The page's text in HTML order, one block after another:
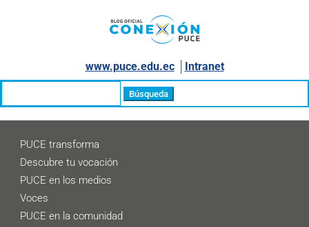
www.puce.edu.ec│ Intranet
PUCE transforma
Descubre tu vocación
PUCE en los medios
Voces
PUCE en la comunidad